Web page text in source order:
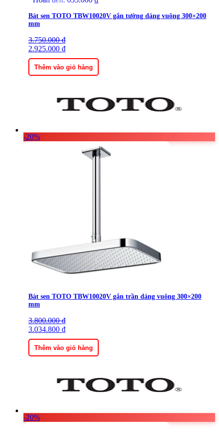
Bát sen TOTO TBW10020V gắn tường dáng vuông 300×200
mm
3.750.000₫
Giá
gốc
là:
3.750.000 ₫.
2.925.000 ₫
Giá
hiện
tại
là:
2.925.000 ₫.
Thêm vào giỏ hàng
-20%
Bát sen TOTO TBW10020V gắn trần dáng vuông 300×200
mm
3.800.000₫
Giá
gốc
là:
3.800.000 ₫.
3.034.800 ₫
Giá
hiện
tại
là:
3.034.800 ₫.
Thêm vào giỏ hàng
-20%